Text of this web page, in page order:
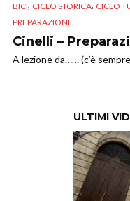
BICI, CICLO STORICA, CICLO
PREPARAZIONE
Cinelli –
A lezione da…… (c’è
ULTIMI